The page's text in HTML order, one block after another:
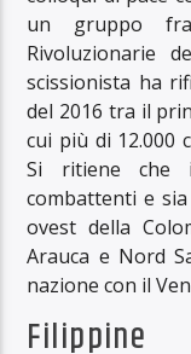
un gruppo
Rivoluzionarie
scissionista ha
del 2016 tra il
cui più di 12.000
Si ritiene che
combattenti e
ovest della
Arauca e Nord
nazione con il
Filippine